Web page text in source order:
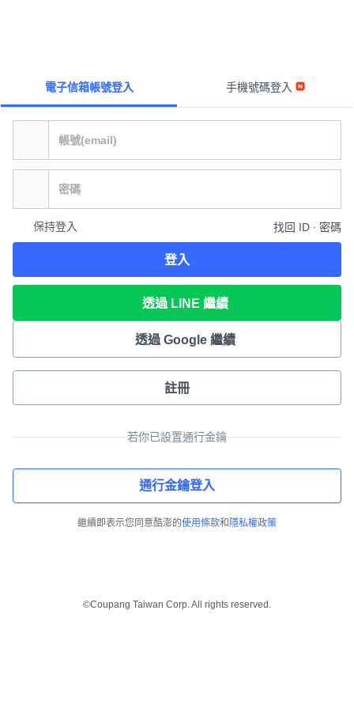
電子信箱帳號登入 手機號碼登入
保持登入 找回 ID ∙ 密碼
登入
透過 LINE 繼續
透過 Google 繼續
註冊
若你已設置通行金鑰
通行金鑰登入
繼續即表示您同意酷澎的使用條款和 隱私權政策
©Coupang Taiwan Corp. All rights reserved.